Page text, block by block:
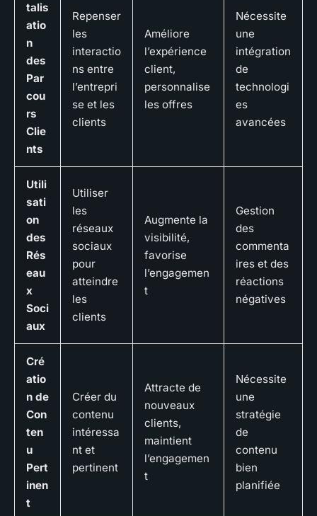
talis
atio
n
des
Par
cou
rs
Clie
nts
Repenser
les
interactio
ns entre
l’entrepri
se et les
clients
Améliore
l’expérience
client,
personnalise
les offres
Nécessite
une
intégration
de
technologi
es
avancées
Utili
sati
on
des
Rés
eau
x
Soci
aux
Utiliser
les
réseaux
sociaux
pour
atteindre
les
clients
Augmente la
visibilité,
favorise
l’engagemen
t
Gestion
des
commenta
ires et des
réactions
négatives
Cré
atio
n de
Con
ten
u
Pert
inen
t
Créer du
contenu
intéressa
nt et
pertinent
Attracte de
nouveaux
clients,
maintient
l’engagemen
t
Nécessite
une
stratégie
de
contenu
bien
planifiée